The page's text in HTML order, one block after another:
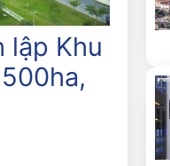
lập Khu